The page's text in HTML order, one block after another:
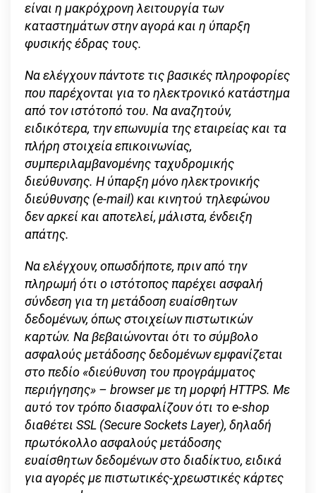
είναι η μακρόχρονη λειτουργία των
καταστημάτων στην αγορά και η ύπαρξη
φυσικής έδρας τους.
Να ελέγχουν πάντοτε τις βασικές πληροφορίες
που παρέχονται για το ηλεκτρονικό κατάστημα
από τον ιστότοπό του. Να αναζητούν,
ειδικότερα, την επωνυμία της εταιρείας και τα
πλήρη στοιχεία επικοινωνίας,
συμπεριλαμβανομένης ταχυδρομικής
διεύθυνσης. Η ύπαρξη μόνο ηλεκτρονικής
διεύθυνσης (e-mail) και κινητού τηλεφώνου
δεν αρκεί και αποτελεί, μάλιστα, ένδειξη
απάτης.
Να ελέγχουν, οπωσδήποτε, πριν από την
πληρωμή ότι ο ιστότοπος παρέχει ασφαλή
σύνδεση για τη μετάδοση ευαίσθητων
δεδομένων, όπως στοιχείων πιστωτικών
καρτών. Να βεβαιώνονται ότι το σύμβολο
ασφαλούς μετάδοσης δεδομένων εμφανίζεται
στο πεδίο «διεύθυνση του προγράμματος
περιήγησης» – browserμε τη μορφή HTTPS. Με
αυτό τον τρόπο διασφαλίζουν ότι το e-shop
διαθέτει SSL (SecureSocketsLayer), δηλαδή
πρωτόκολλο ασφαλούς μετάδοσης
ευαίσθητων δεδομένων στο διαδίκτυο, ειδικά
για αγορές με πιστωτικές-χρεωστικές κάρτες